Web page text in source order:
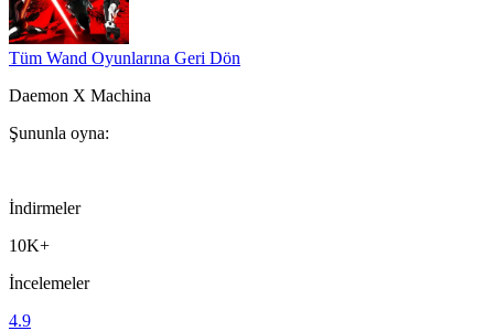
Tüm Wand Oyunlarına Geri Dön
Daemon X Machina
Şununla oyna:
İndirmeler
10K+
İncelemeler
4.9